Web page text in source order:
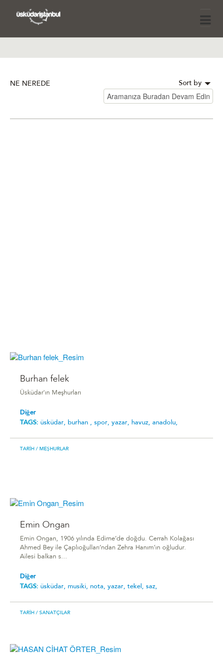
NE NEREDE Sort by
Burhan felek
Üsküdar'ın Meşhurları
Diğer
TAGS: üsküdar, burhan , spor, yazar, havuz, anadolu,
TARIH / MEŞHURLAR
Emin Ongan
Emin Ongan, 1906 yılında Edirne’de doğdu. Cerrah Kolağası
Ahmed Bey ile Çaplıoğulları’ndan Zehra Hanım’ın oğludur.
Ailesi balkan s...
Diğer
TAGS: üsküdar, musiki, nota, yazar, tekel, saz,
TARIH / SANATÇILAR